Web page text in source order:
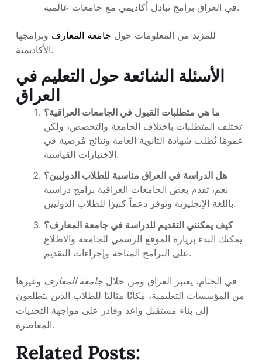
في العراق برامج تبادل أكاديمي مع جامعات عالمية.
للمزيد من المعلومات حول جامعة المعارف وبرامجها
الأكاديمية.
الأسئلة الشائعة حول التعليم في
العراق
ما هي متطلبات القبول في الجامعات العراقية؟
تختلف المتطلبات باختلاف الجامعة والتخصص، ولكن
عمومًا تُطلب شهادة الثانوية العامة ونتائج مُرضية في
الاختبارات القياسية.
هل الدراسة في العراق مناسبة للطلاب الدوليين؟
نعم، تقدم بعض الجامعات العراقية برامج دراسية
باللغة الإنجليزية وتوفر دعماً كبيرًا للطلاب الدوليين.
كيف يمكنني التقديم للدراسة في جامعة المعارف؟
يمكنك البدء بزيارة الموقع الرسمي للجامعة والاطلاع
على البرامج المتاحة وإجراءات التقديم.
في الختام، يعتبر العراق ومن خلال جامعة المعارف وغيرها
من المؤسسات التعليمية، مكانًا مثاليًا للطلاب الذين يتطلعون
إلى بناء مستقبل واعد وقادر على مواجهة التحديات
المعاصرة.
Related Posts: